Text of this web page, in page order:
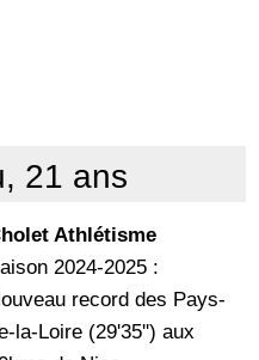
21 ans
Athlétisme
2024-2025 :
record des Pays-
la-Loire (29'35'') aux